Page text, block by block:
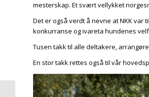
mesterskap. Et svært vellykket
Det er også verdt å nevne at NKK
konkurranse og ivareta hundenes
Tusen takk til alle deltakere,
En stor takk rettes også til vår